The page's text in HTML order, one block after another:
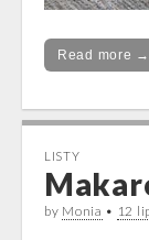
Read more →
LISTY
by Monia • 12